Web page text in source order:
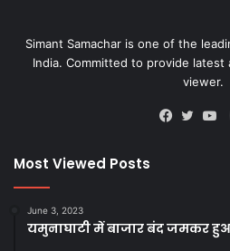
Simant Samachar is one of the
India. Committed to provide
viewer.
Most Viewed Posts
June 3, 2023
यमुनाघाटी में बाजार बंद जमकर हुआ